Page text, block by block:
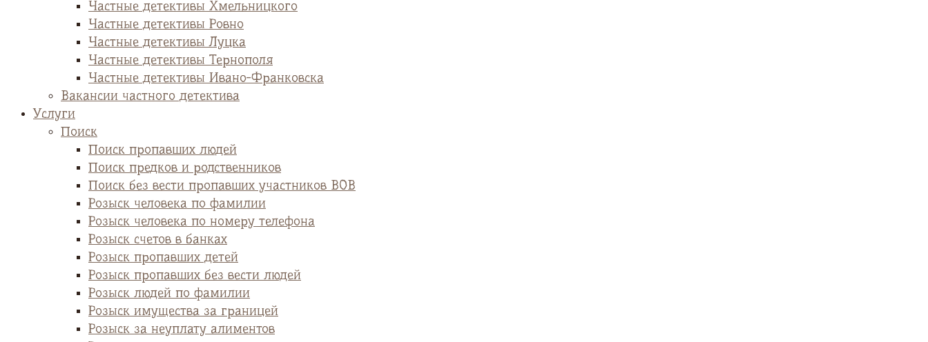
Частные детективы Хмельницкого
Частные детективы Ровно
Частные детективы Луцка
Частные детективы Тернополя
Частные детективы Ивано-Франковска
Вакансии частного детектива
Услуги
Поиск
Поиск пропавших людей
Поиск предков и родственников
Поиск без вести пропавших участников ВОВ
Розыск человека по фамилии
Розыск человека по номеру телефона
Розыск счетов в банках
Розыск пропавших детей
Розыск пропавших без вести людей
Розыск людей по фамилии
Розыск имущества за границей
Розыск за неуплату алиментов